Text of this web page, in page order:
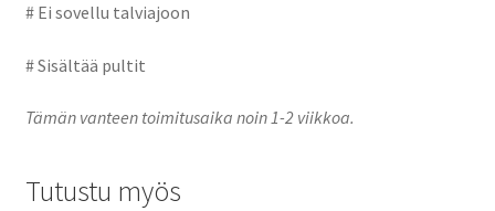
# Ei sovellu talviajoon
# Sisältää pultit
Tämän vanteen toimitusaika noin 1-2 viikkoa.
Tutustu myös